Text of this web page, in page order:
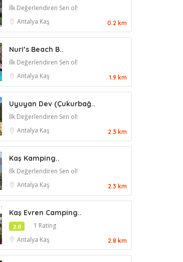
İlk Değerlendiren Sen ol!
Antalya Kaş 0.2 km
Nuri’s Beach B..
İlk Değerlendiren Sen ol!
Antalya Kaş 1.9 km
Uyuyan Dev (Çukurbağ..
İlk Değerlendiren Sen ol!
Antalya Kaş 2.3 km
Kaş Kamping..
İlk Değerlendiren Sen ol!
Antalya Kaş 2.3 km
Kaş Evren Camping..
2.0
1 Rating
Antalya Kaş 2.8 km